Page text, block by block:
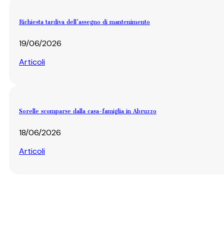
Richiesta tardiva dell’assegno di mantenimento
19/06/2026
Articoli
Sorelle scomparse dalla casa-famiglia in Abruzzo
18/06/2026
Articoli